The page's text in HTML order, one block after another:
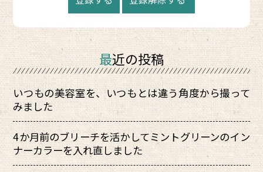
最近の投稿
いつもの美容室を、いつもとは違う角度から撮って
みました
4か月前のブリーチを活かしてミントグリーンのイン
ナーカラーを入れ直しました